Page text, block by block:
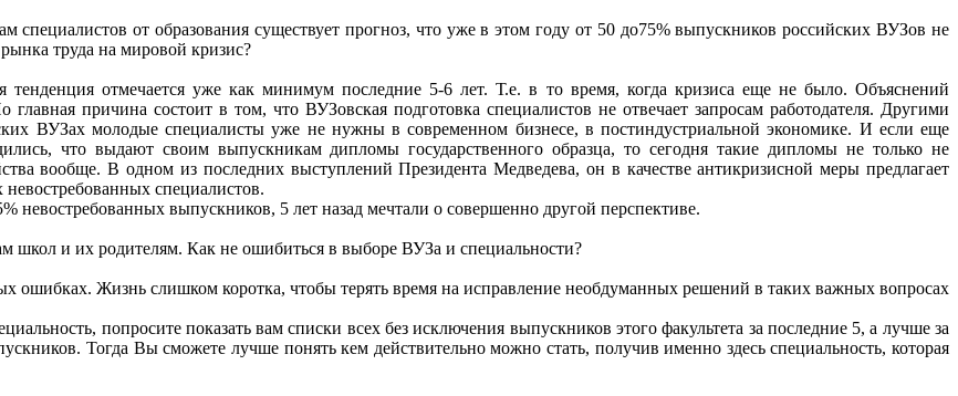
специалистов от образования существует прогноз, что уже в этом году от 50 до75% выпускников российских ВУЗов не
труда на мировой кризис?
отмечается уже как минимум последние 5-6 лет. Т.е. в то время, когда кризиса еще не было. Объяснений
причина состоит в том, что ВУЗовская подготовка специалистов не отвечает запросам работодателя. Другими
ВУЗах молодые специалисты уже не нужны в современном бизнесе, в постиндустриальной экономике. И если еще
что выдают своим выпускникам дипломы государственного образца, то сегодня такие дипломы не только не
вообще. В одном из последних выступлений Президента Медведева, он в качестве антикризисной меры предлагает
невостребованных специалистов.
выпускников, 5 лет назад мечтали о совершенно другой перспективе.
и их родителям. Как не ошибиться в выборе ВУЗа и специальности?
ошибках. Жизнь слишком коротка, чтобы терять время на исправление необдуманных решений в таких важных вопросах
попросите показать вам списки всех без исключения выпускников этого факультета за последние 5, а лучше за
Тогда Вы сможете лучше понять кем действительно можно стать, получив именно здесь специальность, которая